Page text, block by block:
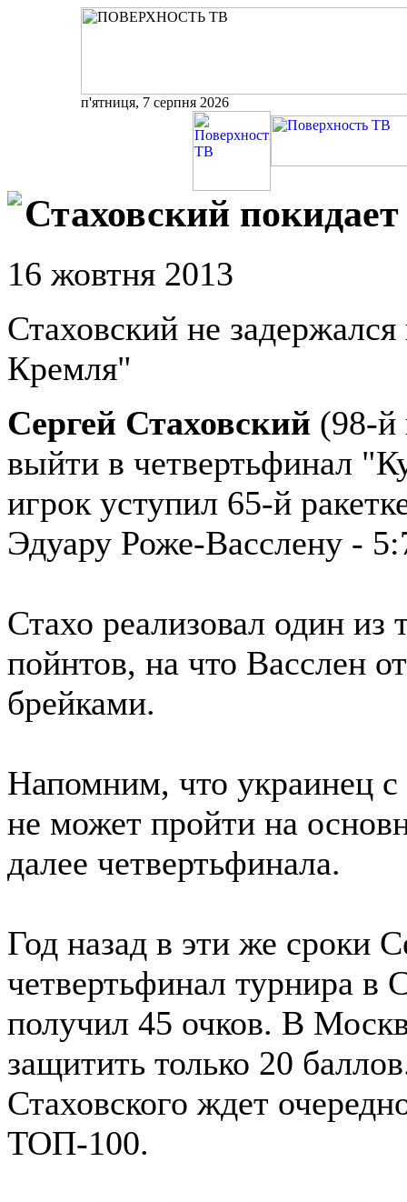
п'ятниця, 7 серпня 2026
Стаховский
16 жовтня 2013
Стаховский не
Кремля"
Сергей Стаховский (98-й
выйти в четвертьфинал
игрок уступил 65-й
Эдуару Роже-Васслену -
Стахо реализовал один из
пойнтов, на что Васслен
брейками.
Напомним, что украинец с
не может пройти на
далее четвертьфинала.
Год назад в эти же сроки
четвертьфинал турнира в
получил 45 очков. В
защитить только 20
Стаховского ждет
ТОП-100.